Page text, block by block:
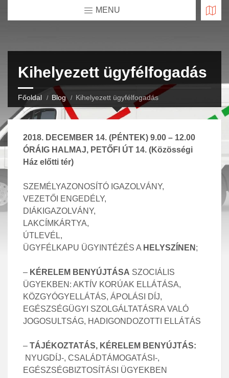
MENU
Kihelyezett ügyfélfogadás
Főoldal Blog Kihelyezett ügyfélfogadás
2018. DECEMBER 14. (PÉNTEK) 9.00 – 12.00
ÓRÁIG HALMAJ, PETŐFI ÚT 14. (Közösségi
Ház előtti tér)
SZEMÉLYAZONOSÍTÓ IGAZOLVÁNY,
VEZETŐI ENGEDÉLY,
DIÁKIGAZOLVÁNY,
LAKCÍMKÁRTYA,
ÚTLEVÉL,
ÜGYFÉLKAPU ÜGYINTÉZÉS A HELYSZÍNEN ;
– KÉRELEM BENYÚJTÁSA SZOCIÁLIS
ÜGYEKBEN: AKTÍV KORÚAK ELLÁTÁSA,
KÖZGYÓGYELLÁTÁS, ÁPOLÁSI DÍJ,
EGÉSZSÉGÜGYI SZOLGÁLTATÁSRA VALÓ
JOGOSULTSÁG, HADIGONDOZOTTI ELLÁTÁS
– TÁJÉKOZTATÁS, KÉRELEM BENYÚJTÁS:
NYUGDÍJ-, CSALÁDTÁMOGATÁSI-,
EGÉSZSÉGBIZTOSÍTÁSI ÜGYEKBEN